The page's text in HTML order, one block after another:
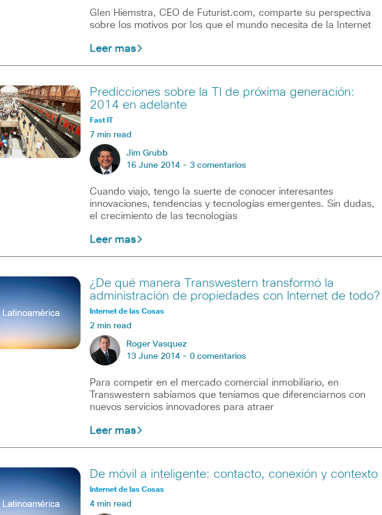
Glen Hiemstra, CEO de Futurist.com, comparte su perspectiva
sobre los motivos por los que el mundo necesita de la Internet
Leer mas
Predicciones sobre la TI de próxima generación:
2014 en adelante
Fast IT
7 min read
Jim Grubb
16 June 2014 - 3 comentarios
Cuando viajo, tengo la suerte de conocer interesantes
innovaciones, tendencias y tecnologías emergentes. Sin dudas,
el crecimiento de las tecnologías
Leer mas
¿De qué manera Transwestern transformó la
administración de propiedades con Internet de todo?
Internet de las Cosas
2 min read
Roger Vasquez
13 June 2014 - 0 comentarios
Para competir en el mercado comercial inmobiliario, en
Transwestern sabíamos que teníamos que diferenciarnos con
nuevos servicios innovadores para atraer
Leer mas
De móvil a inteligente: contacto, conexión y contexto
Internet de las Cosas
4 min read